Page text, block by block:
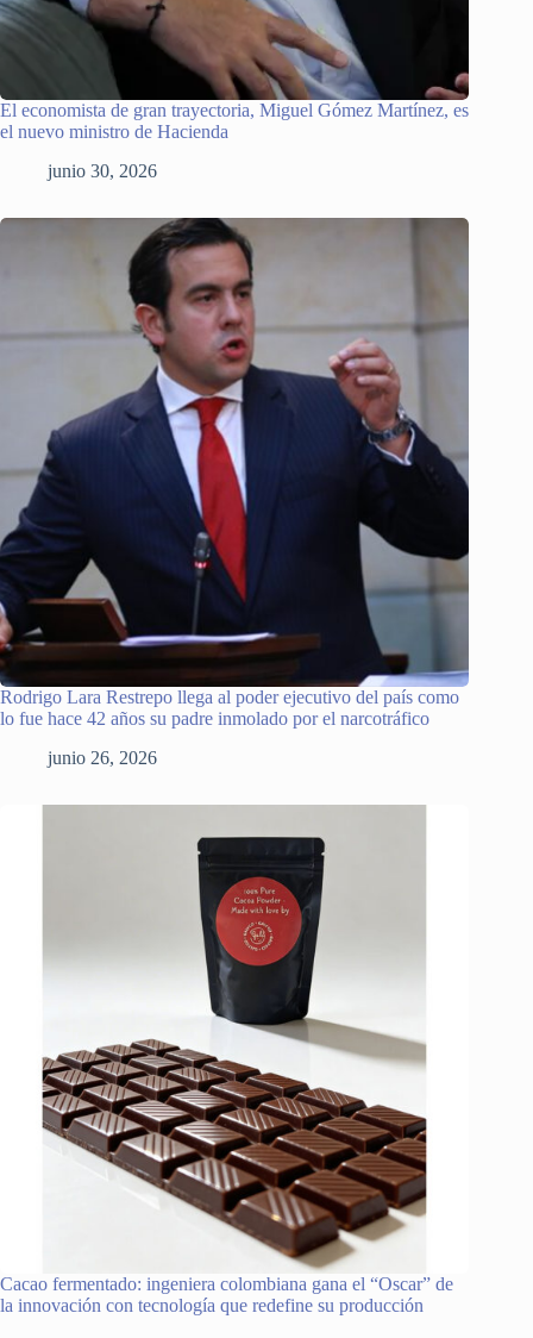
El economista de gran trayectoria, Miguel Gómez Martínez, es
el nuevo ministro de Hacienda
junio 30, 2026
Rodrigo Lara Restrepo llega al poder ejecutivo del país como
lo fue hace 42 años su padre inmolado por el narcotráfico
junio 26, 2026
Cacao fermentado: ingeniera colombiana gana el “Oscar” de
la innovación con tecnología que redefine su producción